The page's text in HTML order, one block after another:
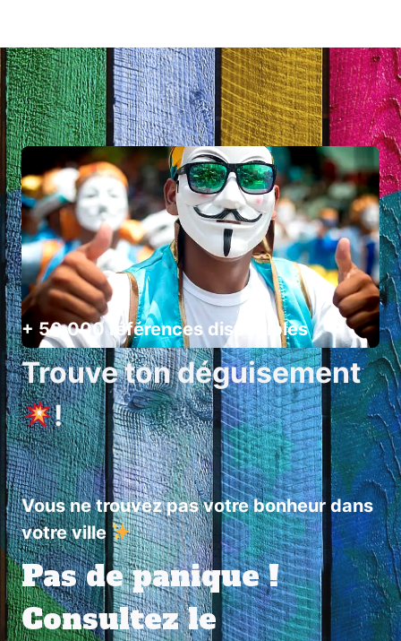
+ 50 000 références disponibles
Trouve ton déguisement
!
Vous ne trouvez pas votre bonheur dans
votre ville
Pas de panique !
Consultez le